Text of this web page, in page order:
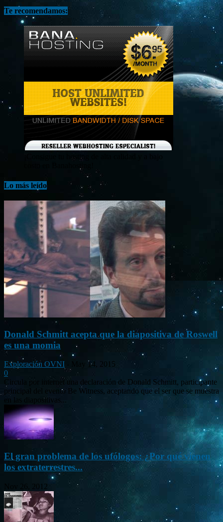
Te recomendamos:
¡Consigue tu hosting de alta calidad y a bajo
costo en Banahosting!
Lo más leído
Donald Schmitt acepta que la diapositiva de Roswell
es una momia
Exploración OVNI
May 14, 2015
0
Circula por internet una declaración de Donald Schmitt, participante
principal del evento Be Witness, aceptando que el ser que se muestra
en las diapositivas...
El gran problema de los ufólogos: ¿Por qué vienen
los extraterrestres...
Nov 26, 2012